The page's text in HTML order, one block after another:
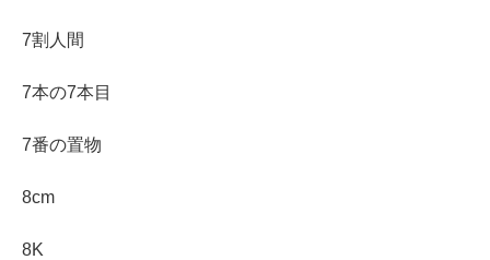
7割人間
7本の7本目
7番の置物
8cm
8K